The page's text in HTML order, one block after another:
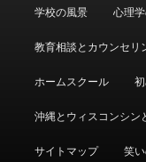
学校の風景 心理
教育相談とカウンセリ
ホームスクール
沖縄とウィスコンシン
サイトマップ 笑